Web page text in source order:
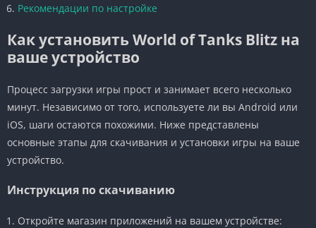
Рекомендации по настройке
Как установить World of Tanks Blitz на
ваше устройство
Процесс загрузки игры прост и занимает всего несколько
минут. Независимо от того, используете ли вы Android или
iOS, шаги остаются похожими. Ниже представлены
основные этапы для скачивания и установки игры на ваше
устройство.
Инструкция по скачиванию
Откройте магазин приложений на вашем устройстве: